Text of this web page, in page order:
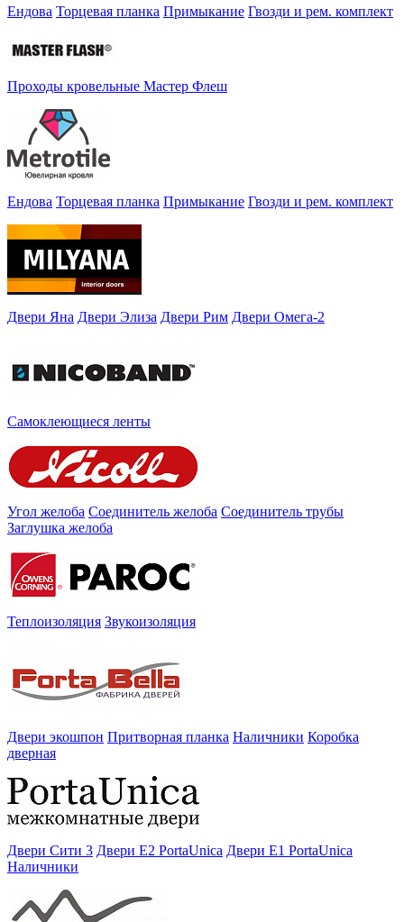
Ендова Торцевая планка Примыкание Гвозди и рем. комплект
Проходы кровельные Мастер Флеш
Ендова Торцевая планка Примыкание Гвозди и рем. комплект
Двери Яна Двери Элиза Двери Рим Двери Омега-2
Самоклеющиеся ленты
Угол желоба Соединитель желоба Соединитель трубы
Заглушка желоба
Теплоизоляция Звукоизоляция
Двери экошпон Притворная планка Наличники Коробка
дверная
Двери Сити 3 Двери E2 PortaUnica Двери E1 PortaUnica
Наличники